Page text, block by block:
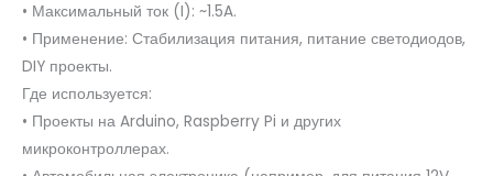
• Максимальный ток (I): ~1.5A.
• Применение: Стабилизация питания, питание светодиодов,
DIY проекты.
Где используется:
• Проекты на Arduino, Raspberry Pi и других
микроконтроллерах.